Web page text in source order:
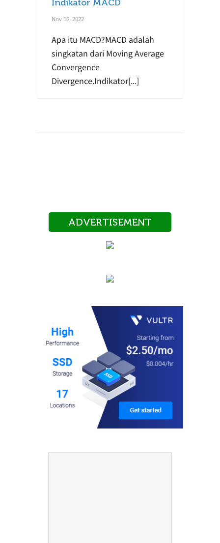
Indikator MACD
Nov 16, 2022
Apa itu MACD?MACD adalah
singkatan dari Moving Average
Convergence
Divergence.Indikator[...]
ADVERTISEMENT